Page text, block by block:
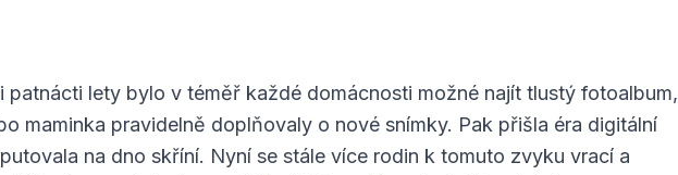
patnácti lety bylo v téměř každé domácnosti možné najít tlustý fotoalbum,
maminka pravidelně doplňovaly o nové snímky. Pak přišla éra digitální
na dno skříní. Nyní se stále více rodin k tomuto zvyku vrací a